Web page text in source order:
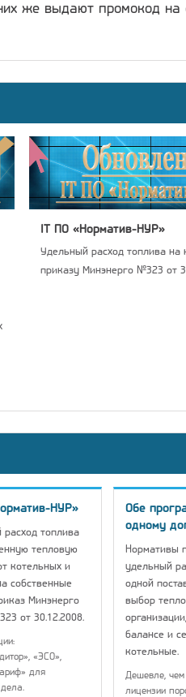
же выдают промокод на
IT ПО «Норматив-НУР»
Удельный расход топлива на
приказу Минэнерго №323 от
НУР»
топлива
тепловую
котельных и
собственные
Минэнерго
от 30.12.2008.
«ЭСО»,
для
Обе
одному
Нормативы
удельный
одной
выбор
балансе и
котельные.
Дешевле,
лицензии